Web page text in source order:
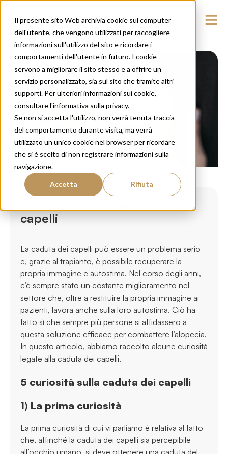
Il presente sito Web archivia cookie sul computer
dell'utente, che vengono utilizzati per raccogliere
informazioni sull'utilizzo del sito e ricordare i
comportamenti dell'utente in futuro. I cookie
servono a migliorare il sito stesso e a offrire un
servizio personalizzato, sia sul sito che tramite altri
supporti. Per ulteriori informazioni sui cookie,
consultare l'informativa sulla privacy.
Se non si accetta l'utilizzo, non verrà tenuta traccia
del comportamento durante visita, ma verrà
utilizzato un unico cookie nel browser per ricordare
che si è scelto di non registrare informazioni sulla
navigazione.
Accetta Rifiuta
Salute dei capelli
capelli
La caduta dei capelli può essere un problema serio
e, grazie al trapianto, è possibile recuperare la
propria immagine e autostima. Nel corso degli anni,
c’è sempre stato un costante miglioramento nel
settore che, oltre a restituire la propria immagine ai
pazienti, lavora anche sulla loro autostima. Ciò ha
fatto sì che sempre più persone si affidassero a
questa soluzione efficace per combattere l’alopecia.
In questo articolo, abbiamo raccolto alcune curiosità
legate alla caduta dei capelli.
5 curiosità sulla caduta dei capelli
1) La prima curiosità
La prima curiosità di cui vi parliamo è relativa al fatto
che, affinché la caduta dei capelli sia percepibile